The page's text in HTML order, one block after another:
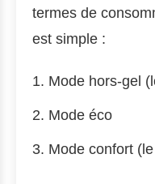
termes de
est simple :
Mode hors-gel
Mode éco
Mode confort